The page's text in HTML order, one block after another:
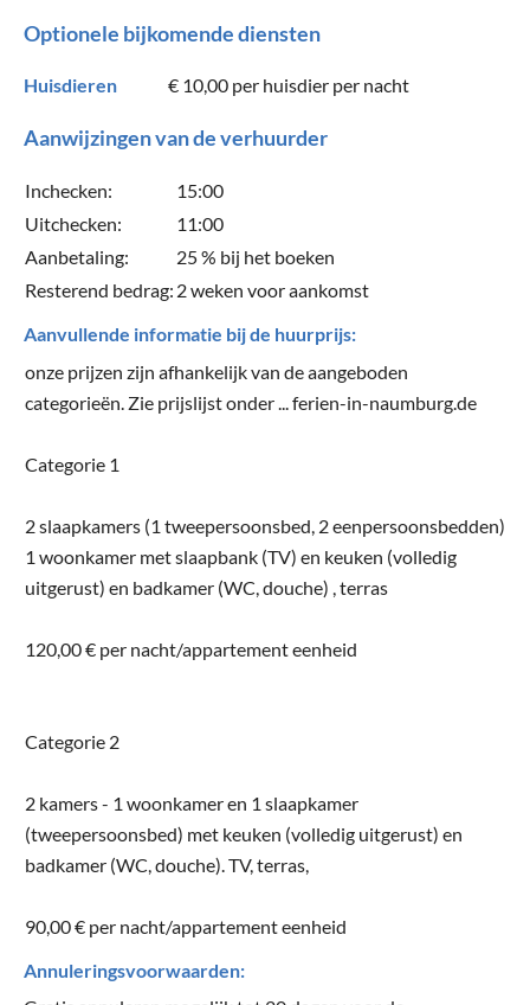
Optionele bijkomende diensten
Huisdieren € 10,00 per huisdier per nacht
Aanwijzingen van de verhuurder
Inchecken:
15:00
Uitchecken:
11:00
Aanbetaling:
25 % bij het boeken
Resterend bedrag: 2 weken voor aankomst
Aanvullende informatie bij de huurprijs:
onze prijzen zijn afhankelijk van de aangeboden
categorieën. Zie prijslijst onder ... ferien-in-naumburg.de
Categorie 1
2 slaapkamers (1 tweepersoonsbed, 2 eenpersoonsbedden)
1 woonkamer met slaapbank (TV) en keuken (volledig
uitgerust) en badkamer (WC, douche) , terras
120,00 € per nacht/appartement eenheid
Categorie 2
2 kamers - 1 woonkamer en 1 slaapkamer
(tweepersoonsbed) met keuken (volledig uitgerust) en
badkamer (WC, douche). TV, terras,
90,00 € per nacht/appartement eenheid
Annuleringsvoorwaarden: